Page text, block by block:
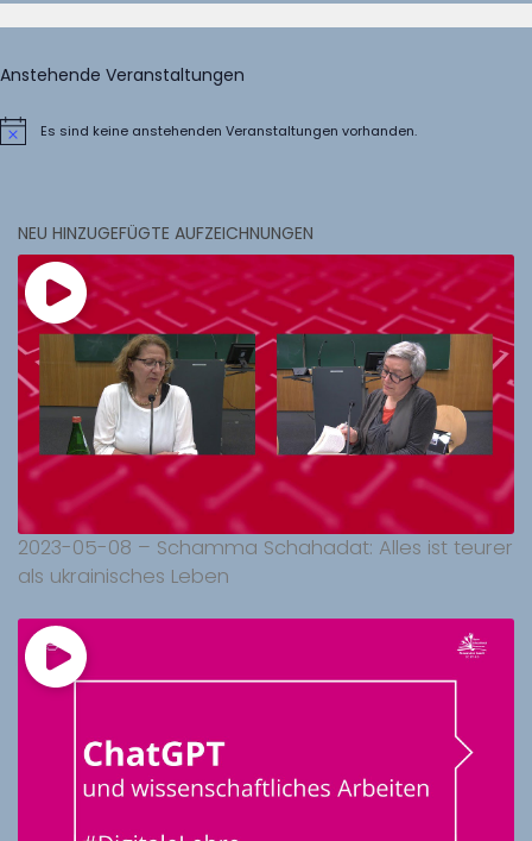
Anstehende Veranstaltungen
HinweisEs sind keine anstehenden Veranstaltungen vorhanden.
NEU HINZUGEFÜGTE AUFZEICHNUNGEN
2023-05-08 – Schamma Schahadat: Alles ist teurer
als ukrainisches Leben